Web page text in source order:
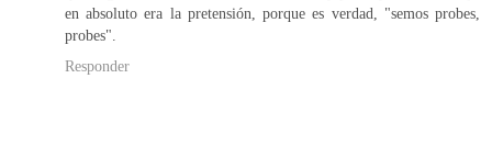
en absoluto era la pretensión, porque es verdad, "semos probes,
probes".
Responder